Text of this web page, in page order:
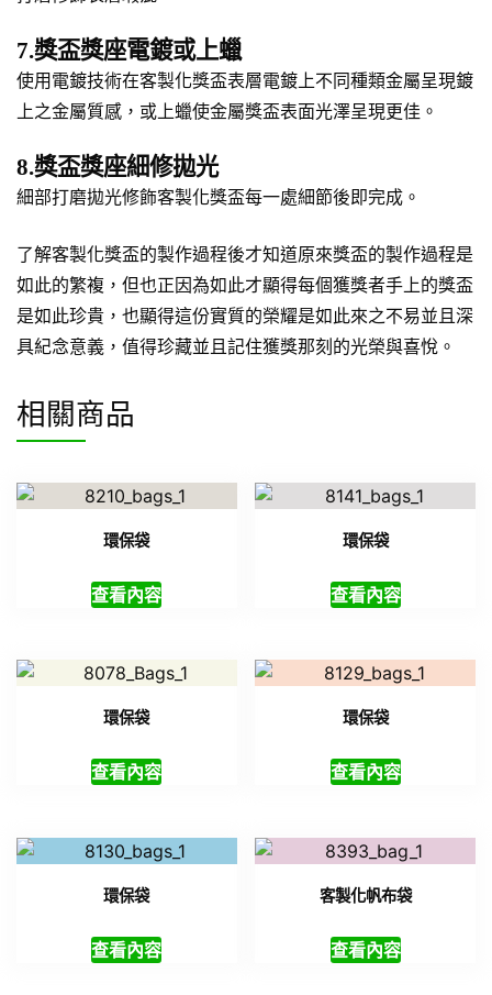
7.獎盃獎座電鍍或上蠟
使用電鍍技術在客製化獎盃表層電鍍上不同種類金屬呈現鍍
上之金屬質感，或上蠟使金屬獎盃表面光澤呈現更佳。
8.獎盃獎座細修拋光
細部打磨拋光修飾客製化獎盃每一處細節後即完成。
了解客製化獎盃的製作過程後才知道原來獎盃的製作過程是
如此的繁複，但也正因為如此才顯得每個獲獎者手上的獎盃
是如此珍貴，也顯得這份實質的榮耀是如此來之不易並且深
具紀念意義，值得珍藏並且記住獲獎那刻的光榮與喜悅。
相關商品
環保袋
查看內容
環保袋
查看內容
環保袋
查看內容
環保袋
查看內容
環保袋
查看內容
客製化帆布袋
查看內容